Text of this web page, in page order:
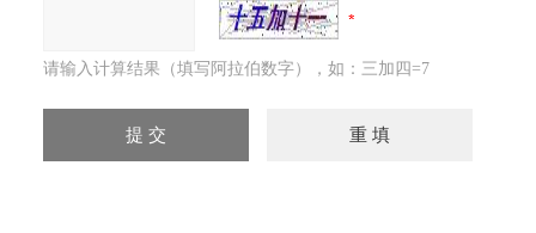
请输入计算结果（填写阿拉伯数字），如：三加四=7